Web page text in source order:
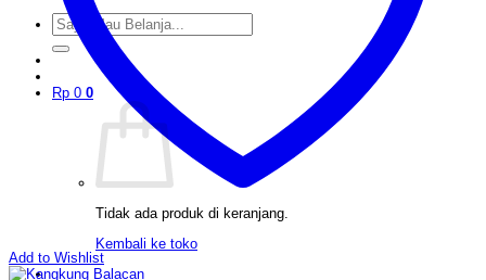
Pencarian
untuk:
Rp 0 0
Tidak ada produk di keranjang.
Kembali ke toko
Add to Wishlist